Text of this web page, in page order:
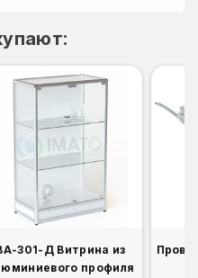
301-Д Витрина из
профиля